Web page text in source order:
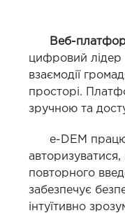
Веб-
цифровий лідер
взаємодії
просторі.
зручною та
e-DEM
повторного
забезпечує
інтуїтивно